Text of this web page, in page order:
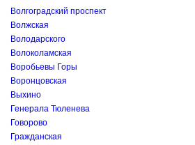
Волгоградский проспект
Волжская
Володарского
Волоколамская
Воробьевы Горы
Воронцовская
Выхино
Генерала Тюленева
Говорово
Гражданская